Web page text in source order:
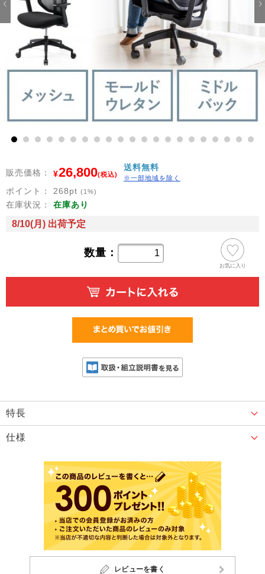
10 11 12 13 14 15 16 17 18 19 20
販売価格： ¥26,800(税込)
送料無料
※一部地域を除く
ポイント： 268pt (1%)
在庫状況： 在庫あり
8/10(月) 出荷予定
数量：
お気に入り
特長
仕様
レビューを書く